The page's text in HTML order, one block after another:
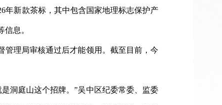
年新款茶标，其中包含国家地理标志保护产
息。
管理局审核通过后才能领用。截至目前，今
洞庭山这个招牌。”吴中区纪委常委、监委